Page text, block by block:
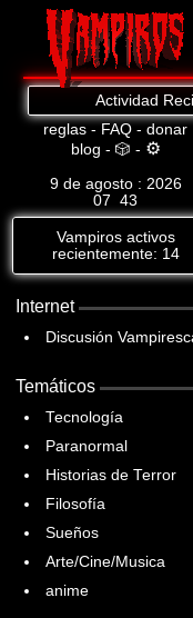
Actividad
reglas - FAQ - donar
blog - 🎲 - ⚙
9 de agosto : 2026
07 43
Vampiros activos
recientemente: 14
Internet
Discusión
Temáticos
Tecnología
Paranormal
Historias de Terror
Filosofía
Sueños
Arte/Cine/Musica
anime